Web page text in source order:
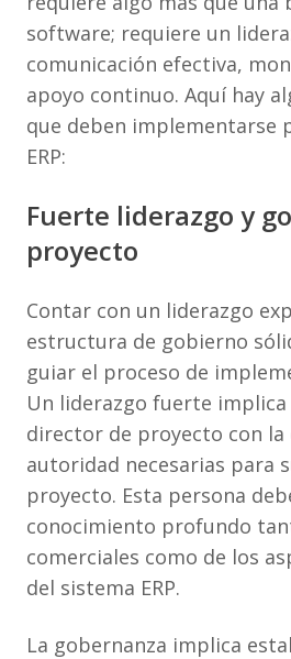
software; requiere un
comunicación efectiva,
apoyo continuo. Aquí hay
que deben implementarse
ERP:
Fuerte liderazgo y
proyecto
Contar con un liderazgo
estructura de gobierno
guiar el proceso de
Un liderazgo fuerte
director de proyecto con la
autoridad necesarias para
proyecto. Esta persona
conocimiento profundo
comerciales como de los
del sistema ERP.
La gobernanza implica